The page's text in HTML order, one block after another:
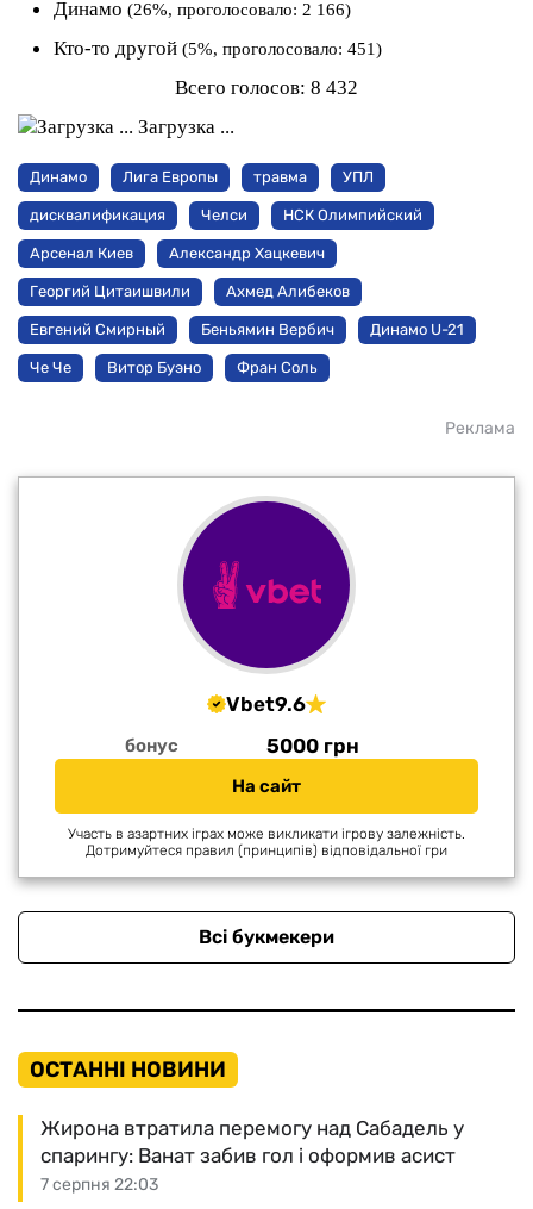
Динамо (26%, проголосовало: 2 166)
Кто-то другой (5%, проголосовало: 451)
Всего голосов: 8 432
Загрузка ...
Динамо Лига Европы травма УПЛ
дисквалификация Челси НСК Олимпийский
Арсенал Киев Александр Хацкевич
Георгий Цитаишвили Ахмед Алибеков
Евгений Смирный Беньямин Вербич Динамо U-21
Че Че Витор Буэно Фран Соль
Реклама
Vbet9.6
бонус 5000 грн
На сайт
Участь в азартних іграх може викликати ігрову залежність.
Дотримуйтеся правил (принципів) відповідальної гри
Всі букмекери
ОСТАННІ НОВИНИ
7 серпня 22:03
Жирона втратила перемогу над Сабадель у
спарингу: Ванат забив гол і оформив асист